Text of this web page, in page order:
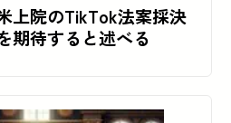
上院のTikTok法案採決
期待すると述べる